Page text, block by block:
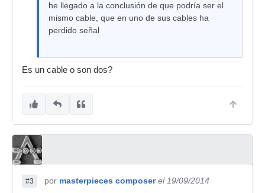
he llegado a la conclusión de que podría ser el
mismo cable, que en uno de sus cables ha
perdido señal
Es un cable o son dos?
#3 por masterpieces composer el 19/09/2014